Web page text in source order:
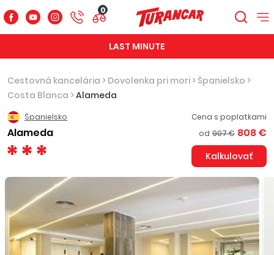
0
LAST MINUTE
Cestovná kancelária > Dovolenka pri mori > Španielsko >
Costa Blanca >Alameda
Španielsko
Alameda
Cena s poplatkami
od 907 € 808 €
Kalkulovať